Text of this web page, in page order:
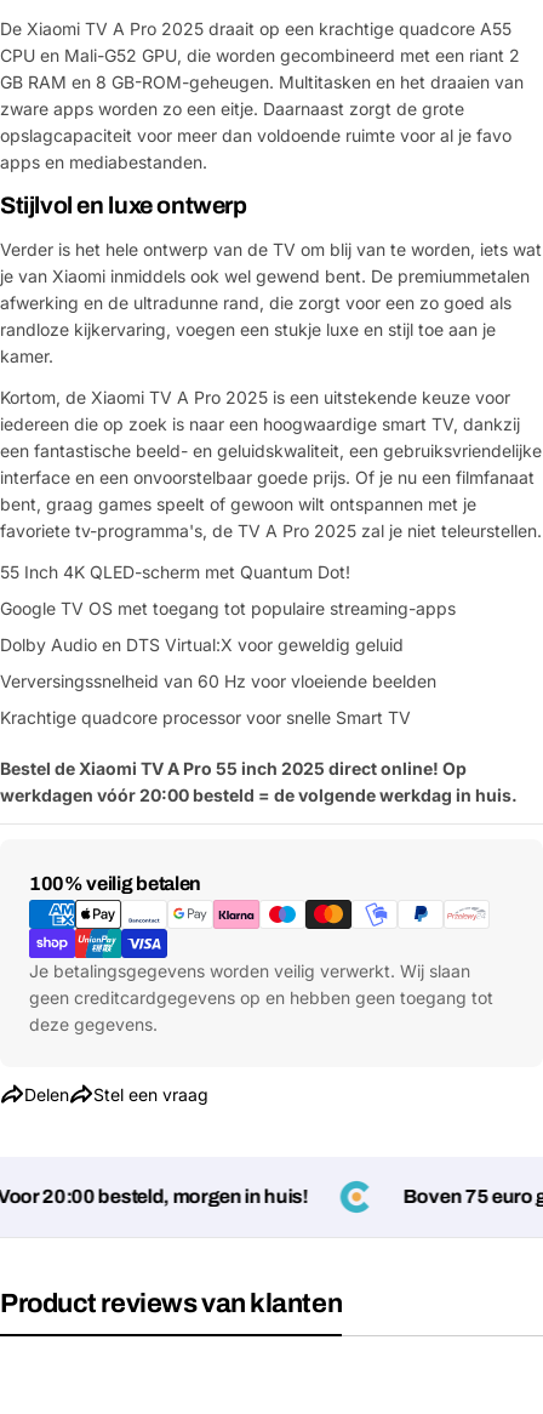
De Xiaomi TV A Pro 2025 draait op een krachtige quadcore A55
CPU en Mali-G52 GPU, die worden gecombineerd met een riant 2
GB RAM en 8 GB-ROM-geheugen. Multitasken en het draaien van
zware apps worden zo een eitje. Daarnaast zorgt de grote
opslagcapaciteit voor meer dan voldoende ruimte voor al je favo
apps en mediabestanden.
Stijlvol en luxe ontwerp
Verder is het hele ontwerp van de TV om blij van te worden, iets wat
je van Xiaomi inmiddels ook wel gewend bent. De premiummetalen
afwerking en de ultradunne rand, die zorgt voor een zo goed als
randloze kijkervaring, voegen een stukje luxe en stijl toe aan je
kamer.
Kortom, de Xiaomi TV A Pro 2025 is een uitstekende keuze voor
iedereen die op zoek is naar een hoogwaardige smart TV, dankzij
een fantastische beeld- en geluidskwaliteit, een gebruiksvriendelijke
interface en een onvoorstelbaar goede prijs. Of je nu een filmfanaat
bent, graag games speelt of gewoon wilt ontspannen met je
favoriete tv-programma's, de TV A Pro 2025 zal je niet teleurstellen.
55 Inch 4K QLED-scherm met Quantum Dot!
Google TV OS met toegang tot populaire streaming-apps
Dolby Audio en DTS Virtual:X voor geweldig geluid
Verversingssnelheid van 60 Hz voor vloeiende beelden
Krachtige quadcore processor voor snelle Smart TV
Bestel de Xiaomi TV A Pro 55 inch 2025 direct online! Op
werkdagen vóór 20:00 besteld = de volgende werkdag in huis.
100% veilig betalen
Betaalmethoden
Je betalingsgegevens worden veilig verwerkt. Wij slaan
geen creditcardgegevens op en hebben geen toegang tot
deze gegevens.
Delen
Deel dit product
Kopiëren
Stel een vraag
Jouw
Jouw
telefoon
Jouw
bericht
Velden gemarkeerd met * zijn verplicht
Verstuur vraag
20:00 besteld, morgen in huis! Boven 75 euro
Product reviews van klanten